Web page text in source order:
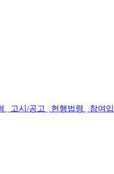
고시/공고 현행법령 참여